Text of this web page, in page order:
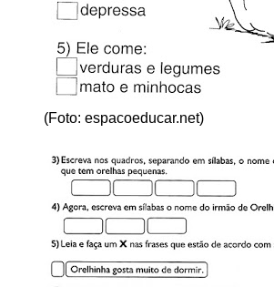
(Foto: espacoeducar.net)